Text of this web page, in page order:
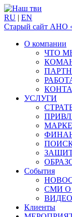
RU | EN
Старый сайт АНО
О компании
ЧТО
УСЛУГИ
События
СМИ О
ВИДЕО
Клиенты